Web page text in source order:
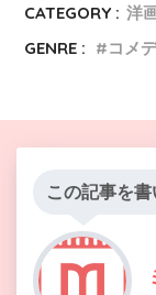
CATEGORY : 洋
GENRE :
コメ
この記事を書